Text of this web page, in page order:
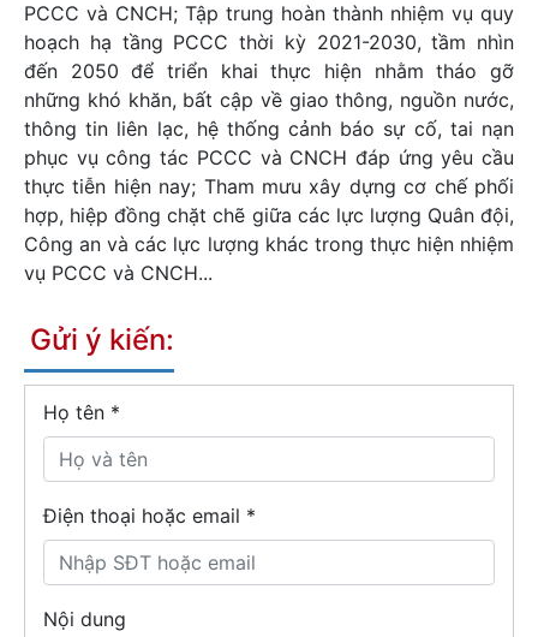
PCCC và CNCH; Tập trung hoàn thành nhiệm vụ quy
hoạch hạ tầng PCCC thời kỳ 2021-2030, tầm nhìn
đến 2050 để triển khai thực hiện nhằm tháo gỡ
những khó khăn, bất cập về giao thông, nguồn nước,
thông tin liên lạc, hệ thống cảnh báo sự cố, tai nạn
phục vụ công tác PCCC và CNCH đáp ứng yêu cầu
thực tiễn hiện nay; Tham mưu xây dựng cơ chế phối
hợp, hiệp đồng chặt chẽ giữa các lực lượng Quân đội,
Công an và các lực lượng khác trong thực hiện nhiệm
vụ PCCC và CNCH...
Gửi ý kiến:
Họ tên *
Điện thoại hoặc email *
Nội dung